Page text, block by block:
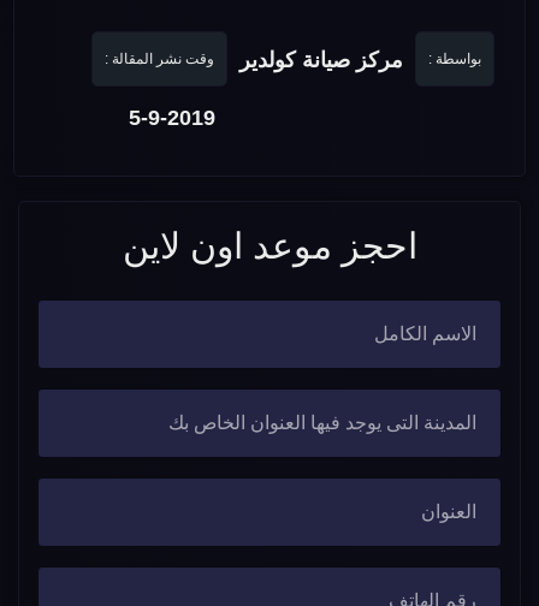
بواسطة : مركز صيانة كولدير وقت نشر المقالة :
5-9-2019
احجز موعد اون لاين